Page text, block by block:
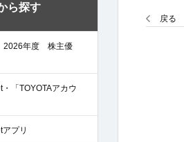
ら探す
2026年度 株主優
・「TOYOTAアカウ
アプリ
戻る